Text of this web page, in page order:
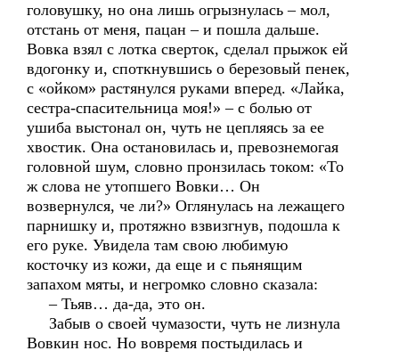
головушку, но она лишь огрызнулась – мол,
отстань от меня, пацан – и пошла дальше.
Вовка взял с лотка сверток, сделал прыжок ей
вдогонку и, споткнувшись о березовый пенек,
с «ойком» растянулся руками вперед. «Лайка,
сестра-спасительница моя!» – с болью от
ушиба выстонал он, чуть не цепляясь за ее
хвостик. Она остановилась и, превознемогая
головной шум, словно пронзилась током: «То
ж слова не утопшего Вовки… Он
возвернулся, че ли?» Оглянулась на лежащего
парнишку и, протяжно взвизгнув, подошла к
его руке. Увидела там свою любимую
косточку из кожи, да еще и с пьянящим
запахом мяты, и негромко словно сказала:
– Тьяв… да-да, это он.
Забыв о своей чумазости, чуть не лизнула
Вовкин нос. Но вовремя постыдилась и